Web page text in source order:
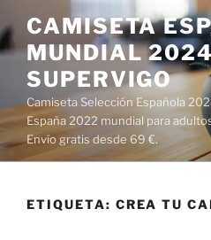
al
contenido
CAMISETA
MUNDIAL
SUPERVIGO
Camiseta Selección Española
España 2022 mundial para
Envío gratis desde 69 €.
ETIQUETA: CREA TU